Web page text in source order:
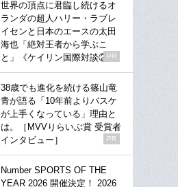
世界の頂点に君臨し続けるオ
ランダの超人ハリー・ラブレ
イセンと日本のエースの太田
海也「絶対王者から学ぶこ
と」《ケイリン国際対談②》
PR
38歳でも進化を続ける篠山竜
青が語る「10年前よりバスケ
が上手くなっている」理由と
は。［MVVりらいぶ賞 受賞者
インタビュー］
PR
Number SPORTS OF THE
YEAR 2026 開催決定！ 2026